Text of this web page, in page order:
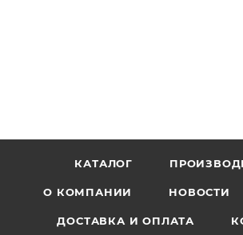
КАТАЛОГ
О КОМПАНИИ НОВОСТИ
ДОСТАВКА И ОПЛАТА